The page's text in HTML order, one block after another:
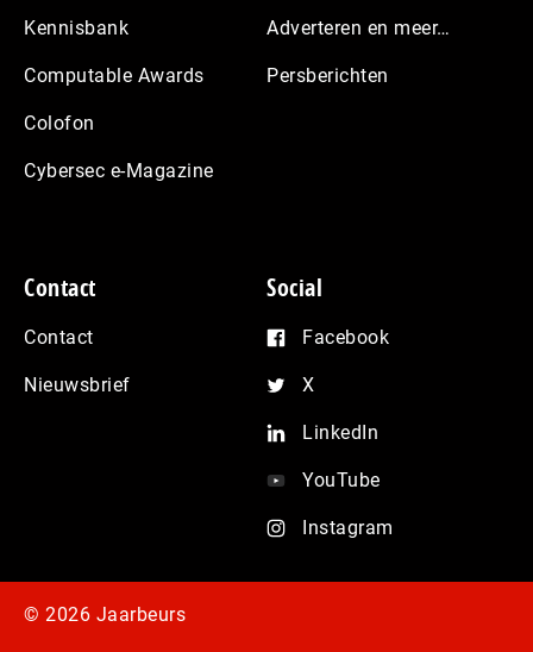
Kennisbank
Computable Awards
Colofon
Cybersec e-Magazine
Adverteren en meer…
Persberichten
Contact
Contact
Nieuwsbrief
Social
Facebook
X
LinkedIn
YouTube
Instagram
© 2026 Jaarbeurs